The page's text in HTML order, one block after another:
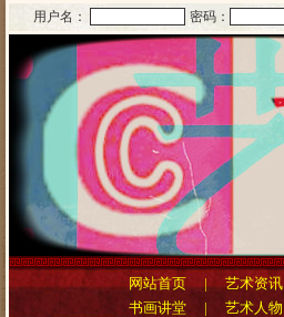
用户名： 密码：
网站首页 |艺术资讯
书画讲堂
| 艺术人物